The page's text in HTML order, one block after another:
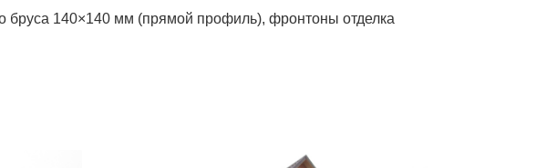
бруса 140×140 мм (прямой профиль), фронтоны отделка